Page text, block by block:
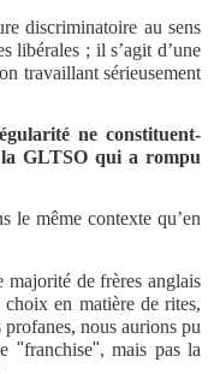
discriminatoire au sens
libérales ; il s’agit d’une
travaillant sérieusement
ne constituent-
GLTSO qui a rompu
le même contexte qu’en
de frères anglais
en matière de rites,
nous aurions pu
"franchise", mais pas la